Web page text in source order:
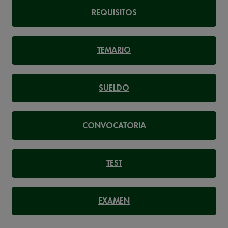
REQUISITOS
TEMARIO
SUELDO
CONVOCATORIA
TEST
EXAMEN